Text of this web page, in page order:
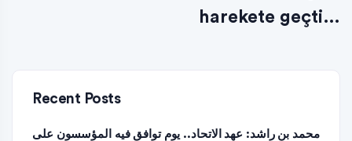
harekete geçti…
Recent Posts
محمد بن راشد: عهد الاتحاد.. يوم توافق فيه المؤسسون على